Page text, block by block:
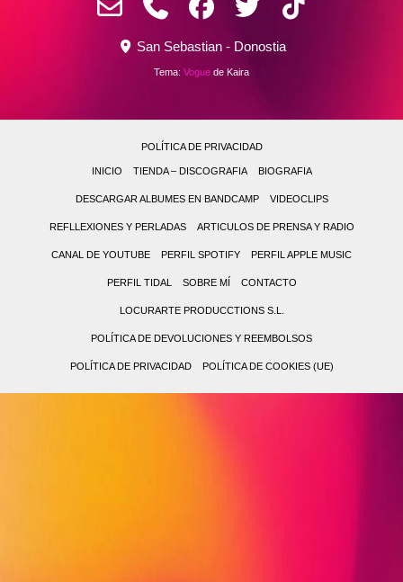
San Sebastian - Donostia
Tema: Vogue de Kaira
POLÍTICA DE PRIVACIDAD
INICIO TIENDA – DISCOGRAFIA BIOGRAFIA
DESCARGAR ALBUMES EN BANDCAMP VIDEOCLIPS
REFLLEXIONES Y PERLADAS ARTICULOS DE PRENSA Y RADIO
CANAL DE YOUTUBE PERFIL SPOTIFY PERFIL APPLE MUSIC
PERFIL TIDAL SOBRE MÍ CONTACTO
LOCURARTE PRODUCCTIONS S.L.
POLÍTICA DE DEVOLUCIONES Y REEMBOLSOS
POLÍTICA DE PRIVACIDAD POLÍTICA DE COOKIES (UE)